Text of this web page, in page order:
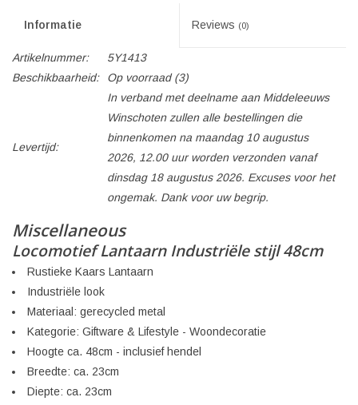
Informatie Reviews (0)
Artikelnummer:
5Y1413
Beschikbaarheid:
Op voorraad(3)
Levertijd:
In verband met deelname aan Middeleeuws
Winschoten zullen alle bestellingen die
binnenkomen na maandag 10 augustus
2026, 12.00 uur worden verzonden vanaf
dinsdag 18 augustus 2026. Excuses voor het
ongemak. Dank voor uw begrip.
Miscellaneous
Locomotief Lantaarn Industriële stijl 48cm
Rustieke Kaars Lantaarn
Industriële look
Materiaal: gerecycled metal
Kategorie: Giftware & Lifestyle - Woondecoratie
Hoogte ca. 48cm - inclusief hendel
Breedte: ca. 23cm
Diepte: ca. 23cm